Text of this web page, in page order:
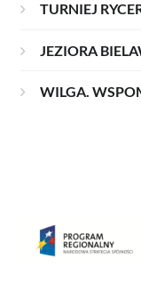
TURNIEJ
JEZIORA
WILGA.